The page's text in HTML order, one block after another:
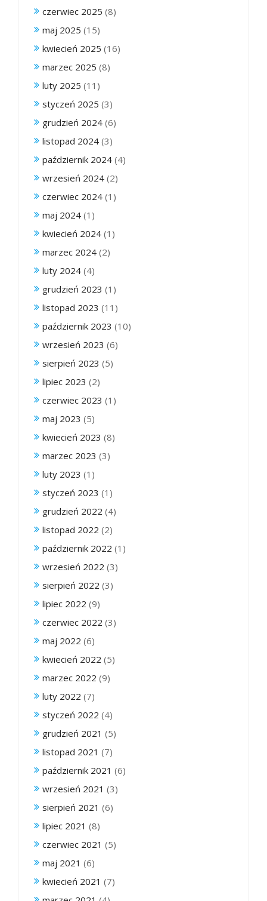
czerwiec 2025 (8)
maj 2025 (15)
kwiecień 2025 (16)
marzec 2025 (8)
luty 2025 (11)
styczeń 2025 (3)
grudzień 2024 (6)
listopad 2024 (3)
październik 2024 (4)
wrzesień 2024 (2)
czerwiec 2024 (1)
maj 2024 (1)
kwiecień 2024 (1)
marzec 2024 (2)
luty 2024 (4)
grudzień 2023 (1)
listopad 2023 (11)
październik 2023 (10)
wrzesień 2023 (6)
sierpień 2023 (5)
lipiec 2023 (2)
czerwiec 2023 (1)
maj 2023 (5)
kwiecień 2023 (8)
marzec 2023 (3)
luty 2023 (1)
styczeń 2023 (1)
grudzień 2022 (4)
listopad 2022 (2)
październik 2022 (1)
wrzesień 2022 (3)
sierpień 2022 (3)
lipiec 2022 (9)
czerwiec 2022 (3)
maj 2022 (6)
kwiecień 2022 (5)
marzec 2022 (9)
luty 2022 (7)
styczeń 2022 (4)
grudzień 2021 (5)
listopad 2021 (7)
październik 2021 (6)
wrzesień 2021 (3)
sierpień 2021 (6)
lipiec 2021 (8)
czerwiec 2021 (5)
maj 2021 (6)
kwiecień 2021 (7)